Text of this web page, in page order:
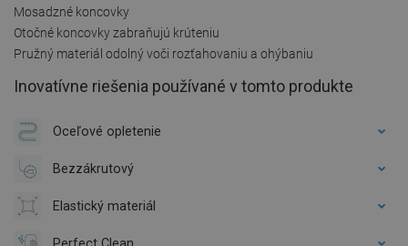
Mosadzné koncovky
Otočné koncovky zabraňujú krúteniu
Pružný materiál odolný voči rozťahovaniu a ohýbaniu
Inovatívne riešenia používané v tomto produkte
Oceľové opletenie
Bezzákrutový
Elastický materiál
Perfect Clean